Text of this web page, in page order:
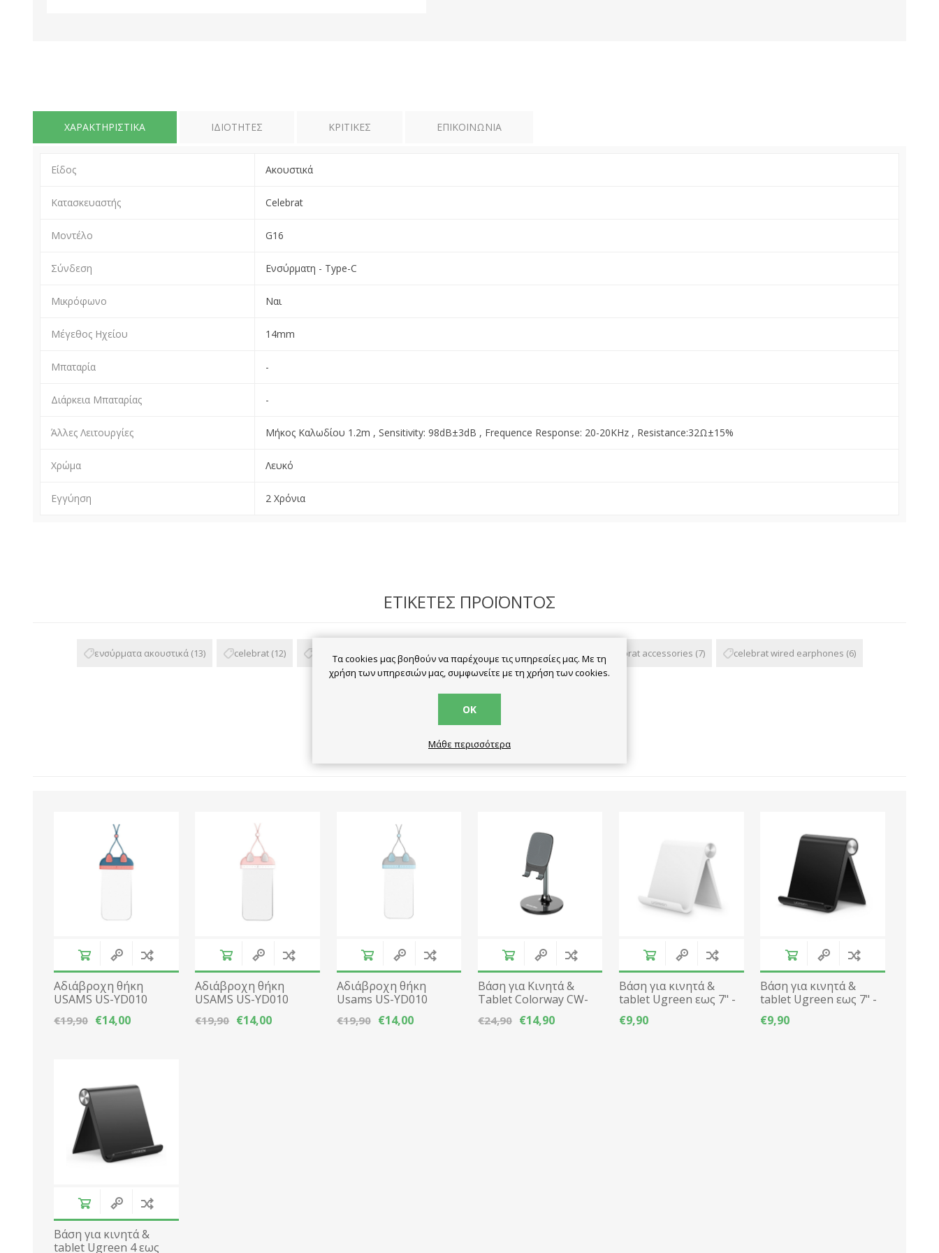
ΧΑΡΑΚΤΗΡΙΣΤΙΚΆ ΙΔΙΌΤΗΤΕΣ ΚΡΙΤΙΚΈΣ ΕΠΙΚΟΙΝΩΝΊΑ
Είδος Ακουστικά
Κατασκευαστής Celebrat
Μοντέλο G16
Σύνδεση Ενσύρματη - Type-C
Μικρόφωνο Ναι
Μέγεθος Ηχείου 14mm
Μπαταρία -
Διάρκεια Μπαταρίας -
Άλλες Λειτουργίες Μήκος Καλωδίου 1.2m , Sensitivity: 98dB±3dB , Frequence Response: 20-20KHz , Resistance:32Ω±15%
Χρώμα Λευκό
Εγγύηση 2 Χρόνια
ΕΤΙΚΈΤΕΣ ΠΡΟΪΌΝΤΟΣ
ενσύρματα ακουστικά (13) celebrat (12) wired earphones (11) celebrat ενσύρματα ακουστικά celebrat accessories (7) celebrat wired earphones (6)
ΣΧΕΤΙΚΆ ΠΡΟΪΌΝΤΑ
Αδιάβροχη θήκη
USAMS US-YD010
Universal εως 7" -
Μπλε/ Ροζ
€19,90 €14,00
Αδιάβροχη θήκη
USAMS US-YD010
Universal εως 7" - Ροζ
€19,90 €14,00
Αδιάβροχη θήκη
Usams US-YD010
Universal εως 7" -
Μπλε
€19,90 €14,00
Βάση για Κινητά &
Tablet Colorway CW-
SH013 90° Αλουμίνιο -
Μαύρο
€24,90 €14,90
Βάση για κινητά &
tablet Ugreen εως 7" -
Λευκό
€9,90
Βάση για κινητά &
tablet Ugreen εως 7" -
Μαύρο
€9,90
Βάση για κινητά &
tablet Ugreen 4 εως
Τα cookies μας βοηθούν να παρέχουμε τις υπηρεσίες μας. Με τη
χρήση των υπηρεσιών μας, συμφωνείτε με τη χρήση των cookies.
ΟΚ
Μάθε περισσότερα